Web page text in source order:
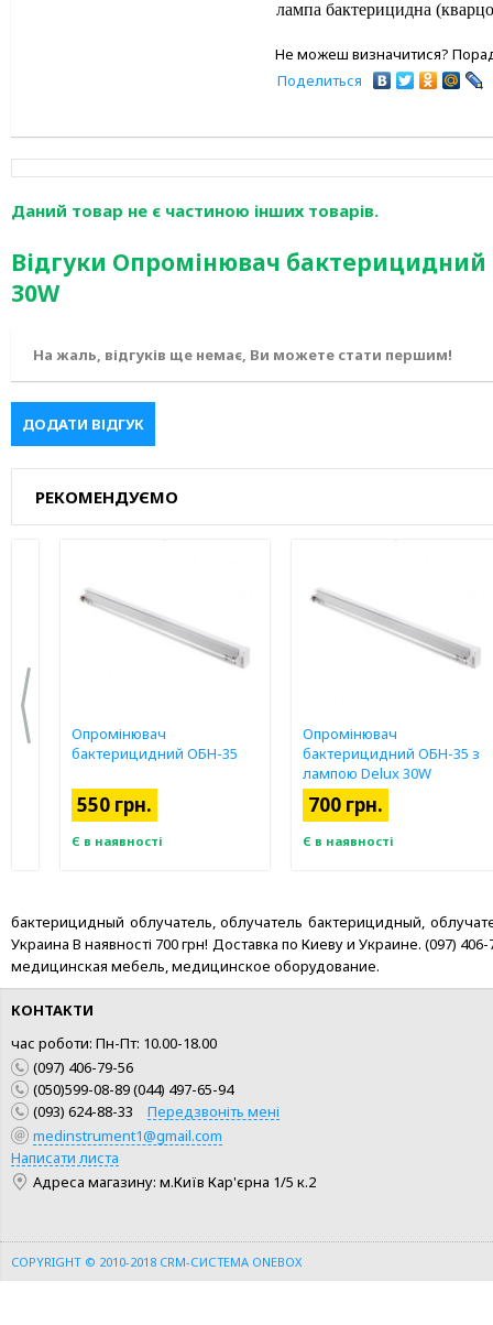
лампа бактерицидна
Не можеш визначитися?
Поделиться
Даний товар не є частиною інших товарів.
Відгуки Опромінювач
30W
На жаль, відгуків ще немає, Ви можете стати першим!
ДОДАТИ ВІДГУК
РЕКОМЕНДУЄМО
Опромінювач
бактерицидний ОБН-35
550 грн.
Є в наявності
КУПИТИ
ШВИДКА ПОКУПКА
Опромінювач
бактерицидний ОБН-35 з
лампою Delux 30W
700 грн.
Є в наявності
бактерицидный облучатель, облучатель бактерицидный,
Украина В наявності 700 грн! Доставка по Киеву и Украине. (097)
медицинская мебель, медицинское оборудование.
КОНТАКТИ
час роботи: Пн-Пт: 10.00-18.00
(097) 406-79-56
(050)599-08-89 (044) 497-65-94
(093) 624-88-33
Передзвоніть мені
medinstrument1@gmail.com
Написати листа
Адреса магазину: м.Київ Кар'єрна 1/5 к.2
COPYRIGHT © 2010-2018 CRM-СИСТЕМА ONEBOX